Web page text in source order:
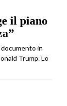
il piano
documento in
Trump. Lo